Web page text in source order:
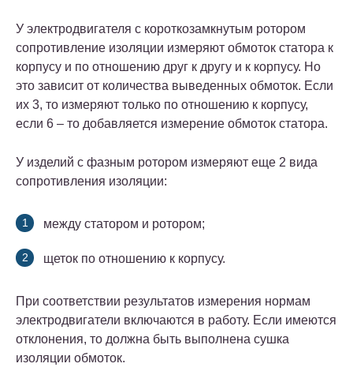
У электродвигателя с короткозамкнутым ротором
сопротивление изоляции измеряют обмоток статора к
корпусу и по отношению друг к другу и к корпусу. Но
это зависит от количества выведенных обмоток. Если
их 3, то измеряют только по отношению к корпусу,
если 6 – то добавляется измерение обмоток статора.
У изделий с фазным ротором измеряют еще 2 вида
сопротивления изоляции:
между статором и ротором;
щеток по отношению к корпусу.
При соответствии результатов измерения нормам
электродвигатели включаются в работу. Если имеются
отклонения, то должна быть выполнена сушка
изоляции обмоток.